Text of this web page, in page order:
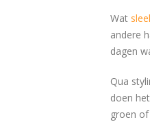
Wat
andere
dagen
Qua
doen
groen